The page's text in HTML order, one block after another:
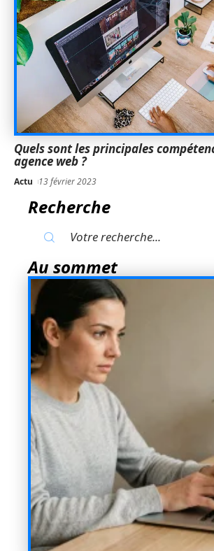
Quels sont les principales
agence web ?
Actu 13 février 2023
Recherche
Au sommet